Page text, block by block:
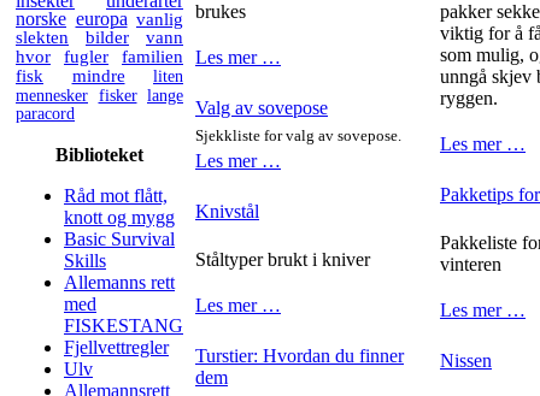
norske europa vanlig
slekten
bilder
vann
hvor
fugler
familien
fisk
mindre
liten
mennesker fisker lange
paracord
Biblioteket
Råd mot flått,
knott og mygg
Basic Survival
Skills
Allemanns rett
med
FISKESTANG
Fjellvettregler
Ulv
Allemannsrett
brukes
Les mer …
Valg av sovepose
Sjekkliste for valg av sovepose.
Les mer …
Knivstål
Ståltyper brukt i kniver
Les mer …
Turstier: Hvordan du finner
dem
pakker
viktig for å
som mulig,
unngå skjev
ryggen.
Les mer …
Pakketips
Pakkeliste
vinteren
Les mer …
Nissen